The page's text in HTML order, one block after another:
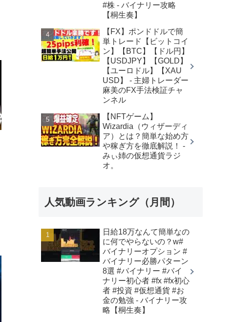
#株 - バイナリー攻略
【桐生奏】
【FX】ポンドドルで簡
単トレード【ビットコイ
ン】【BTC】【ドル円】
【USDJPY】【GOLD】
【ユーロドル】【XAU
USD】 - 主婦トレーダー
麻美のFX手法検証チャ
ンネル
【NFTゲーム】
Wizardia（ウィザーディ
ア）とは？簡単な始め方
や稼ぎ方を徹底解説！ -
みぃ姉の仮想通貨ラジ
オ。
人気動画ランキング（月間）
日給18万なんて簡単なの
に何でやらないの？w#
バイナリーオプション #
バイナリー必勝パターン
8選 #バイナリー #バイ
ナリー初心者 #fx #fx初心
者 #投資 #仮想通貨 #お
金の勉強 - バイナリー攻
略【桐生奏】